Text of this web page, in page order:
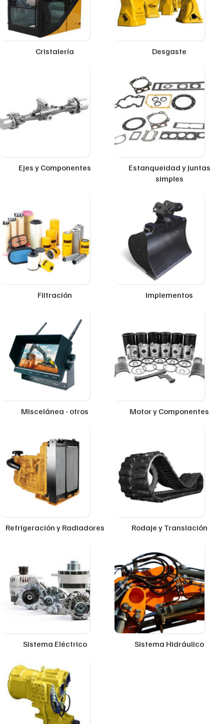
Cristalería Desgaste
Ejes y Componentes
Estanqueidad y Juntas
simples
Filtración Implementos
Miscelánea - otros Motor y Componentes
Refrigeración y Radiadores Rodaje y Translación
Sistema Eléctrico Sistema Hidráulico